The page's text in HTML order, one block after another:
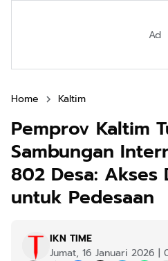
Ad
Home Kaltim
Pemprov Kaltim
Sambungan
802 Desa: Akses
untuk Pedesaan
IKN TIME
Jumat, 16 Januari 2026 |